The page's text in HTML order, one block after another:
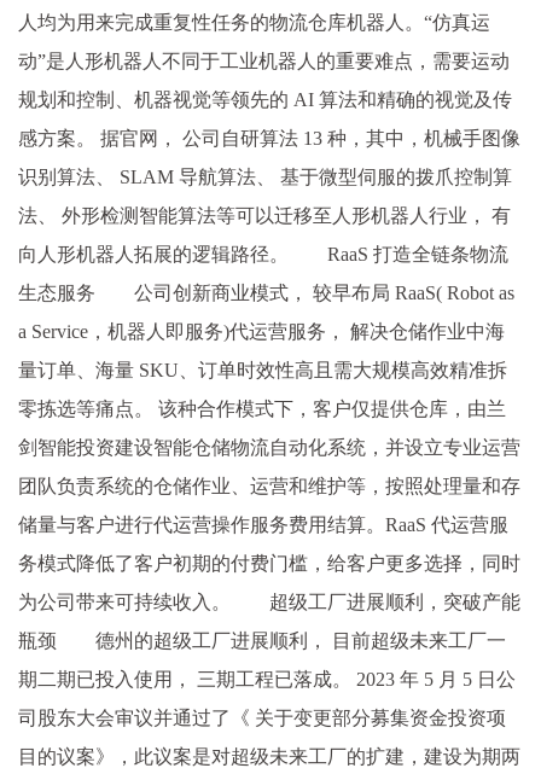
人均为用来完成重复性任务的物流仓库机器人。“仿真运
动”是人形机器人不同于工业机器人的重要难点，需要运动
规划和控制、机器视觉等领先的 AI 算法和精确的视觉及传
感方案。 据官网， 公司自研算法 13 种，其中，机械手图像
识别算法、 SLAM 导航算法、 基于微型伺服的拨爪控制算
法、 外形检测智能算法等可以迁移至人形机器人行业， 有
向人形机器人拓展的逻辑路径。 RaaS 打造全链条物流
生态服务 公司创新商业模式， 较早布局 RaaS( Robot as
a Service，机器人即服务)代运营服务， 解决仓储作业中海
量订单、海量 SKU、订单时效性高且需大规模高效精准拆
零拣选等痛点。 该种合作模式下，客户仅提供仓库，由兰
剑智能投资建设智能仓储物流自动化系统，并设立专业运营
团队负责系统的仓储作业、运营和维护等，按照处理量和存
储量与客户进行代运营操作服务费用结算。RaaS 代运营服
务模式降低了客户初期的付费门槛，给客户更多选择，同时
为公司带来可持续收入。 超级工厂进展顺利，突破产能
瓶颈 德州的超级工厂进展顺利， 目前超级未来工厂一
期二期已投入使用， 三期工程已落成。 2023 年 5 月 5 日公
司股东大会审议并通过了《 关于变更部分募集资金投资项
目的议案》，此议案是对超级未来工厂的扩建，建设为期两